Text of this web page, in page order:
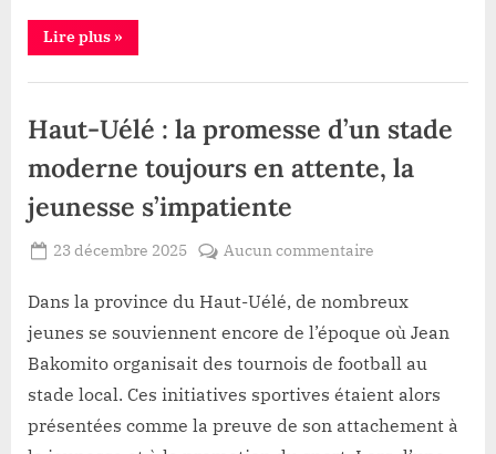
la
Fonction
publique
Lire plus“Mambasa
chef
justifie
son
absence
par
mission
officielle
la
»
,
Société
Haut-Uélé : la promesse d’un stade
moderne toujours en attente, la
jeunesse s’impatiente
Posted
23 décembre 2025
ROMEO
Aucun commentaire
Uélé
:
promesse
d’un
stade
Dans la province du Haut-Uélé, de nombreux
jeunes se souviennent encore de l’époque où Jean
Bakomito organisait des tournois de football au
stade local. Ces initiatives sportives étaient alors
présentées comme la preuve de son attachement à